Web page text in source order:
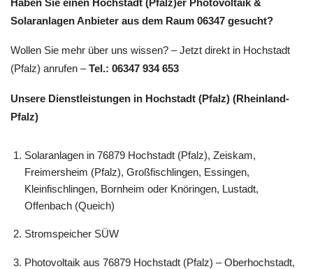
Solaranlagen Anbieter aus dem Raum 06347 gesucht?
Wollen Sie mehr über uns wissen? – Jetzt direkt in Hochstadt
(Pfalz) anrufen –Tel.: 06347 934 653
Unsere Dienstleistungen in Hochstadt (Pfalz) (Rheinland-
Pfalz)
Solaranlagen in 76879 Hochstadt (Pfalz), Zeiskam,
Freimersheim (Pfalz), Großfischlingen, Essingen,
Kleinfischlingen, Bornheim oder Knöringen, Lustadt,
Offenbach (Queich)
Stromspeicher SÜW
Photovoltaik aus 76879 Hochstadt (Pfalz) – Oberhochstadt,